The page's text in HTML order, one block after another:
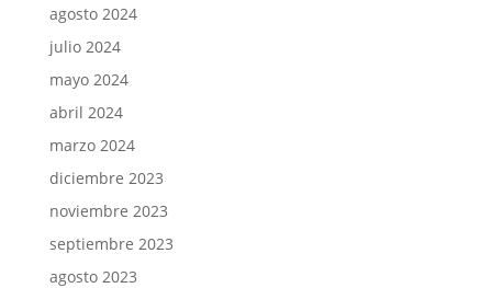
agosto 2024
julio 2024
mayo 2024
abril 2024
marzo 2024
diciembre 2023
noviembre 2023
septiembre 2023
agosto 2023